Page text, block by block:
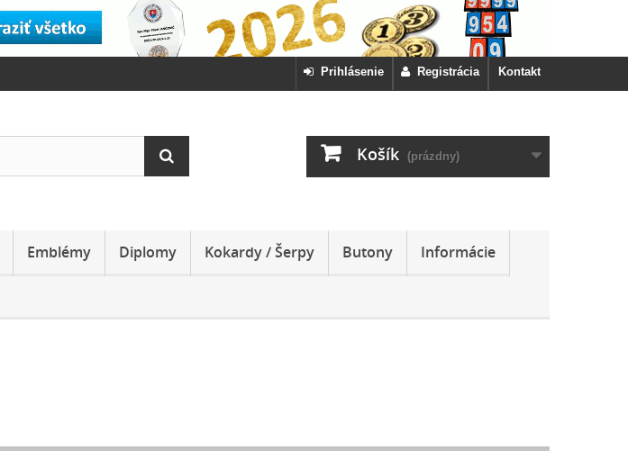
Kontakt
Registrácia
Prihlásenie
Košík (prázdny)
Emblémy Diplomy Kokardy / Šerpy Butony Informácie